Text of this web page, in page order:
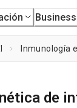
Business
Inmunología
de